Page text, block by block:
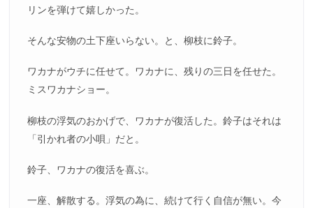
リンを弾けて嬉しかった。
そんな安物の土下座いらない。と、柳枝に鈴子。
ワカナがウチに任せて。ワカナに、残りの三日を任せた。
ミスワカナショー。
柳枝の浮気のおかげで、ワカナが復活した。鈴子はそれは
「引かれ者の小唄」だと。
鈴子、ワカナの復活を喜ぶ。
一座、解散する。浮気の為に、続けて行く自信が無い。今